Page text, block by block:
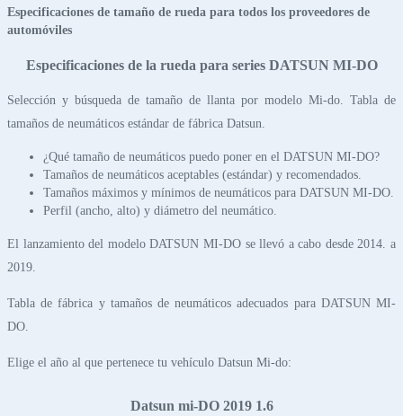
Especificaciones de tamaño de rueda para todos los proveedores de
automóviles
Especificaciones de la rueda para series DATSUN MI-DO
Selección y búsqueda de tamaño de llanta por modelo Mi-do. Tabla de
tamaños de neumáticos estándar de fábrica Datsun.
¿Qué tamaño de neumáticos puedo poner en el DATSUN MI-DO?
Tamaños de neumáticos aceptables (estándar) y recomendados.
Tamaños máximos y mínimos de neumáticos para DATSUN MI-DO.
Perfil (ancho, alto) y diámetro del neumático.
El lanzamiento del modelo DATSUN MI-DO se llevó a cabo desde 2014. a
2019.
Tabla de fábrica y tamaños de neumáticos adecuados para DATSUN MI-
DO.
Elige el año al que pertenece tu vehículo Datsun Mi-do:
Datsun mi-DO 2019 1.6